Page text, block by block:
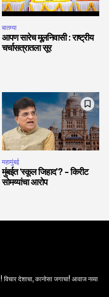
बातम्या
आपण सारेच मूलनिवासी : राष्ट्रीय
चर्चासत्रातला सूर
महामुंबई
मुंबईत ‘स्कूल जिहाद’? – किरीट
सोमय्यांचा आरोप
देशाचा, कानोसा जगाचा! आवाज नव्या